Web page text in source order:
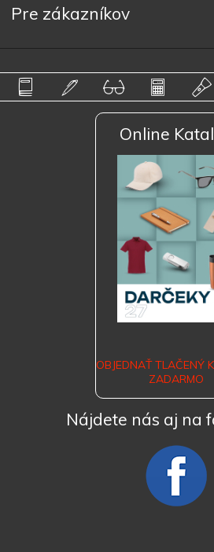
Pre zákazníkov
Online
OBJEDNAŤ TLAČENÝ
ZADARMO
Nájdete nás aj na